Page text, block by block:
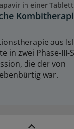
in einer
aus
in zwei Phase-III-
die der von
war.